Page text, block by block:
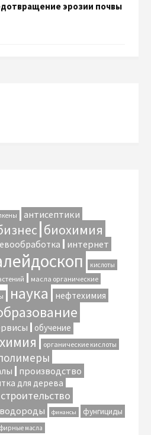
эрозии почвы
антисептики
биохимия
интернет
кислоты
масла органические
наука нефтехимия
обучение
органические кислоты
производство
для дерева
строительство
финансы фунгициды
масла